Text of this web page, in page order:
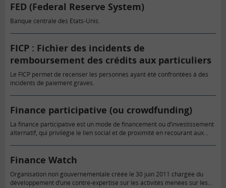
FED (Federal Reserve System)
Banque centrale des États-Unis.
FICP : Fichier des incidents de
remboursement des crédits aux particuliers
Le FICP permet de recenser les personnes ayant été confrontées à des
incidents de paiement graves.
Finance participative (ou crowdfunding)
La finance participative est un mode de financement ou d’investissement
alternatif, qui privilégie le lien social et de proximité en recourant aux
Finance Watch
Organisation non gouvernementale créée le 30 juin 2011 chargée du
développement d’une contre-expertise sur les activités menées sur les